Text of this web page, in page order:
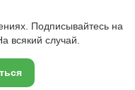
Подписывайтесь на
всякий случай.